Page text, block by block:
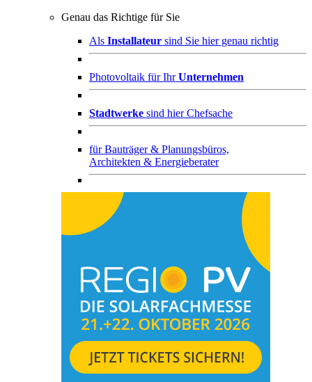
Genau das Richtige für Sie
Als Installateur sind Sie hier genau richtig
Photovoltaik für IhrUnternehmen
Stadtwerke sind hier Chefsache
fürBauträger & Planungsbüros,
Architekten & Energieberater